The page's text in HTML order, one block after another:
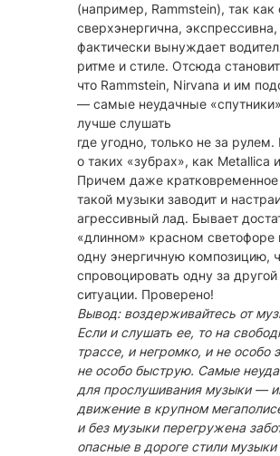
(например, Rammstein), так как
сверхэнергична,
фактически вынуждает
ритме и стиле. Отсюда
что Rammstein, Nirvana и им
— самые неудачные
лучше слушать
где угодно, только не за
о таких «зубрах», как Metallica
Причем даже
такой музыки заводит и
агрессивный лад. Бывает
«длинном» красном светофоре
одну энергичную композицию,
спровоцировать одну за
ситуации. Проверено!
Вывод: воздерживайтесь от
Если и слушать ее, то на
трассе, и негромко, и не особо
не особо быструю. Самые
для прослушивания музыки —
движение в крупном
и без музыки перегружена
опасные в дороге стили